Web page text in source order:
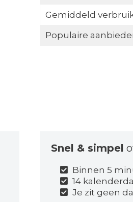
Gemiddeld
Populaire
Snel & simpel
Binnen 5
14
Je zit geen